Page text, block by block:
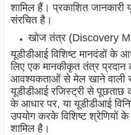
शामिल हैं। प्रकाशित
संरचित है।
खोज तंत्र (Discovery
यूडीडीआई विशिष्ट मानदंडों के
लिए एक मानकीकृत तंत्र प्रदान
आवश्यकताओं से मेल खाने वाली
यूडीडीआई रजिस्ट्री से पूछताछ
के आधार पर, या यूडीडीआई
उपयोग करके विशिष्ट श्रेणियों
शामिल है।